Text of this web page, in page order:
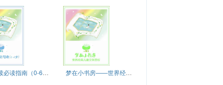
亲子阅读必读指南（0-6岁篇） 梦在小书房——世界经典儿童文学赏析